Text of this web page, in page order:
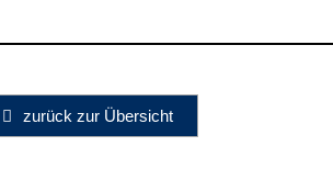
zurück zur Übersicht